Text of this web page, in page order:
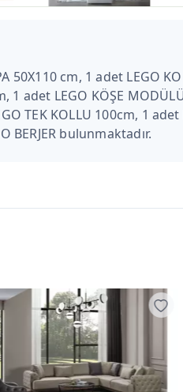
50X110 cm, 1 adet LEGO
1 adet LEGO KÖŞE
TEK KOLLU 100cm, 1 adet
BERJER bulunmaktadır.